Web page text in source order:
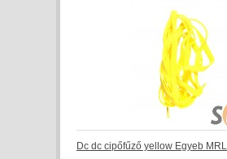
Dc dc cipőfűző yellow Egyeb